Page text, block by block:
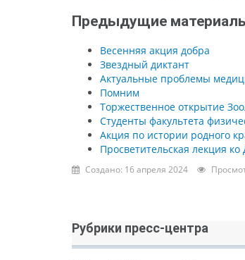
Предыдущие
Весенняя акция добра
Звездный диктант
Актуальные проблемы
Помним
Торжественное открытие
Студенты факультета
Акция по истории родного
Просветительская лекция
Создано: 16 апреля 2024
Рубрики пресс-центра